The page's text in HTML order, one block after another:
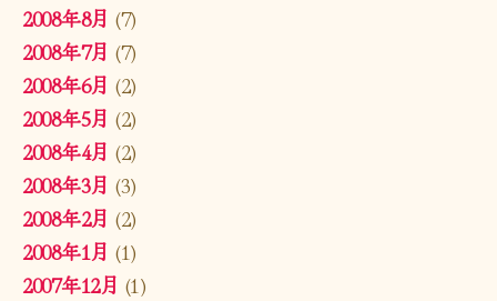
2008年8月 (7)
2008年7月 (7)
2008年6月 (2)
2008年5月 (2)
2008年4月 (2)
2008年3月 (3)
2008年2月 (2)
2008年1月 (1)
2007年12月 (1)